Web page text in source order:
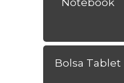
Bolsa Tablet